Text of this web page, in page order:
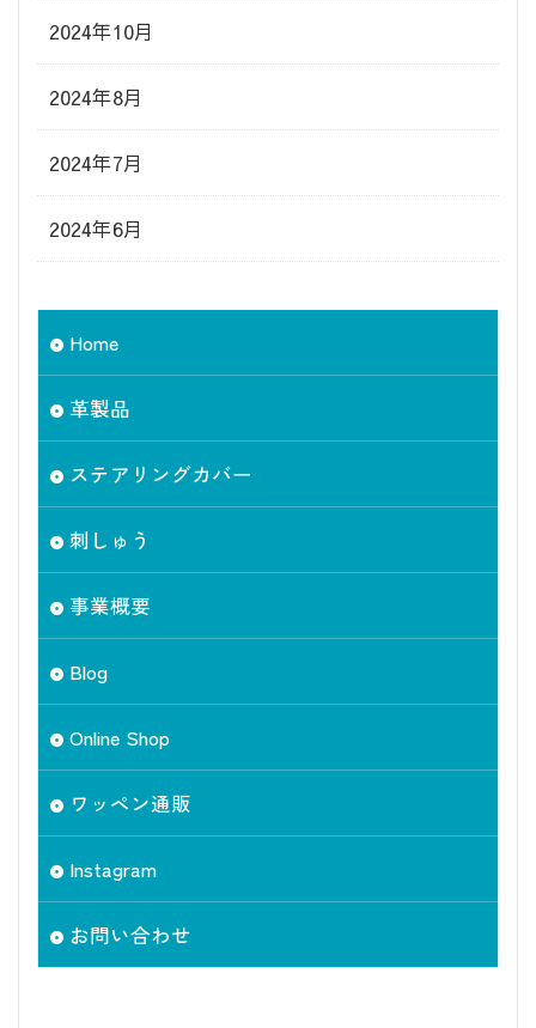
2024年10月
2024年8月
2024年7月
2024年6月
Home
革製品
ステアリングカバー
刺しゅう
事業概要
Blog
Online Shop
ワッペン通販
Instagram
お問い合わせ